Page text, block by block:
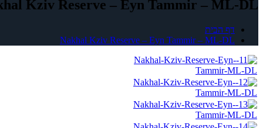
Kziv Reserve – Eyn Tammir – ML-DL
דף הבית
Nakhal Kziv Reserve – Eyn Tammir – ML-DL